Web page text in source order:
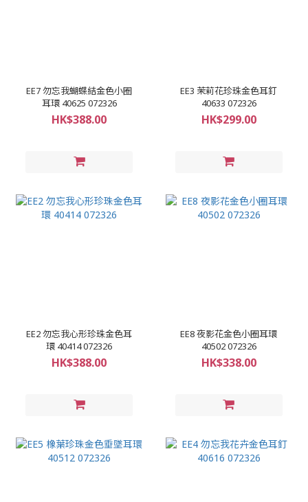
EE7 勿忘我蝴蝶結金色小圈
耳環 40625 072326
HK$388.00
EE3 茉莉花珍珠金色耳釘
40633 072326
HK$299.00
EE2 勿忘我心形珍珠金色耳
環 40414 072326
HK$388.00
EE8 夜影花金色小圈耳環
40502 072326
HK$338.00